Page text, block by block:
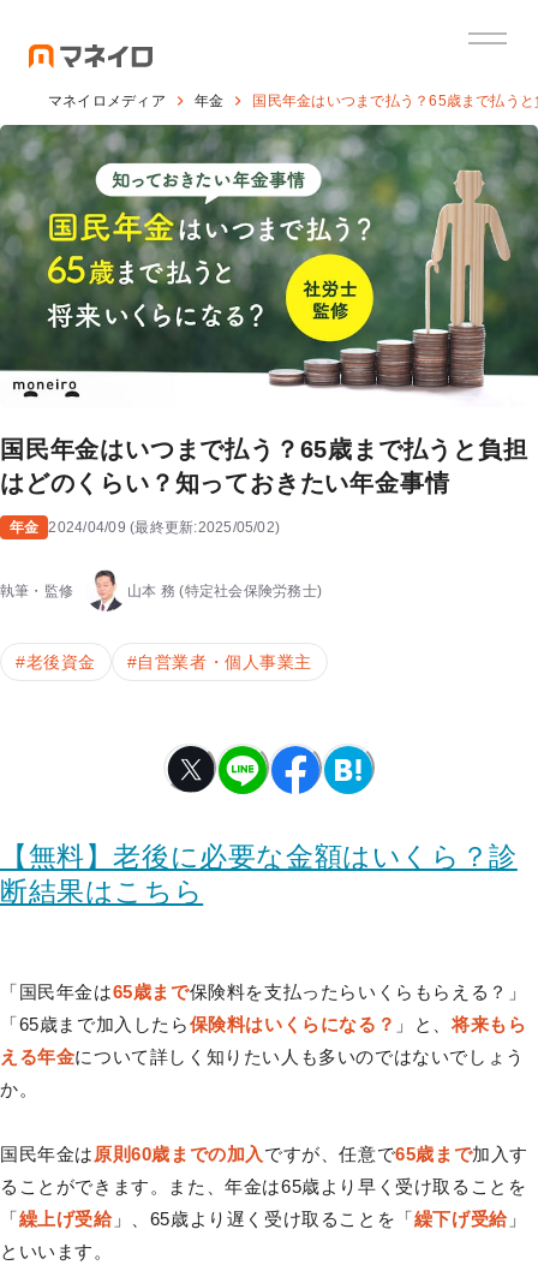
マネイロメディア 年金 国民年金はいつまで払う？65歳まで払う
国民年金はいつまで払う？65歳まで払うと負担
はどのくらい？知っておきたい年金事情
年金 2024/04/09 (最終更新:2025/05/02)
執筆・監修 山本 務 (特定社会保険労務士)
#老後資金 #自営業者・個人事業主
【無料】老後に必要な金額はいくら？診
断結果はこちら
「国民年金は65歳まで保険料を支払ったらいくらもらえる？」
「65歳まで加入したら保険料はいくらになる？ 」と、将来もら
える年金について詳しく知りたい人も多いのではないでしょう
か。
国民年金は 原則60歳までの加入 ですが、任意で65歳まで加入す
ることができます。また、年金は65歳より早く受け取ることを
「繰上げ受給」、65歳より遅く受け取ることを「繰下げ受給」
といいます。